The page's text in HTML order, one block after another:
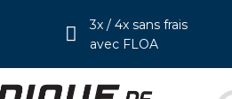
3x / 4x sans frais
avec FLOA